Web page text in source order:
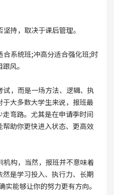
持，取决于课后管理。
系统班;冲高分适合强化班;时
风。
，而是一场方法、逻辑、执
大多数大学生来说，报班最
弯路。尤其是在申请季时间
助你更快进入状态、更高效
构，当然，报班并不意味着
是学习投入、执行力、长期
能够让你的努力更有方向。